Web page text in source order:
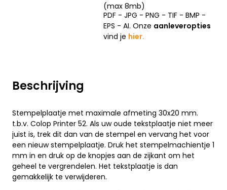
Beschrijving
Stempelplaatje met maximale afmeting 30x20 mm.
t.b.v. Colop Printer 52. Als uw oude tekstplaatje niet meer
juist is, trek dit dan van de stempel en vervang het voor
een nieuw stempelplaatje. Druk het stempelmachientje 1
mm in en druk op de knopjes aan de zijkant om het
geheel te vergrendelen. Het tekstplaatje is dan
gemakkelijk te verwijderen.
(max 8mb)
PDF - JPG - PNG - TIF - BMP -
EPS - AI. Onze aanleveropties
vind je hier.